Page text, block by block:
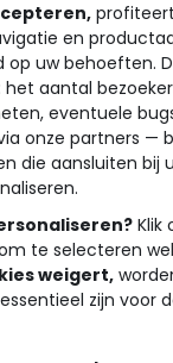
en
uw behoeften.
aantal
eventuele
onze partners —
die aansluiten bij
Klik
te selecteren
weigert,
zijn voor